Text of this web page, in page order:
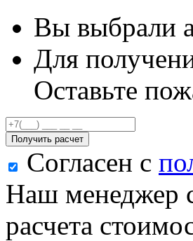
Вы выбрали
Для
Оставьте
Получить расчет
Согласен с
Наш менеджер
расчета